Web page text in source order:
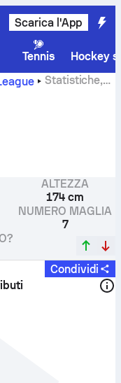
Scarica l'App
Tennis
Hockey
Statistiche,
ALTEZZA
174 cm
NUMERO MAGLIA
7
Condividi